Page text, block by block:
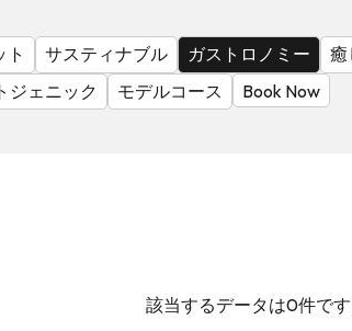
サスティナブル ガストロノミー 癒
ジェニック モデルコース Book Now
該当するデータは0件です